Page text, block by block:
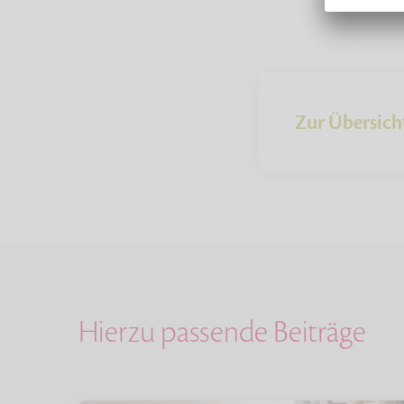
Zur
Hierzu passende Beiträge